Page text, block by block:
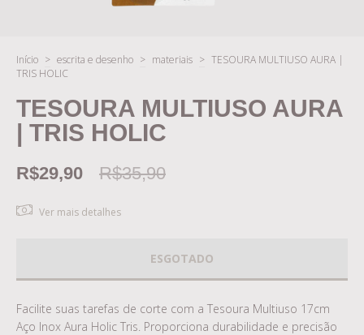
Início > escrita e desenho > materiais > TESOURA MULTIUSO AURA |
TRIS HOLIC
TESOURA MULTIUSO AURA
| TRIS HOLIC
R$29,90 R$35,90
Ver mais detalhes
Facilite suas tarefas de corte com a Tesoura Multiuso 17cm
Aço Inox Aura Holic Tris. Proporciona durabilidade e precisão